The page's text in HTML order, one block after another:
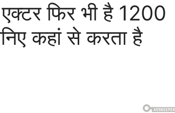
फिर भी है 1200
कहां से करता है